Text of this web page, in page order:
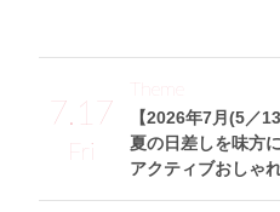
7.17
Fri
【2026年7月(5／
夏の日差しを味方
アクティブおしゃ
Theme